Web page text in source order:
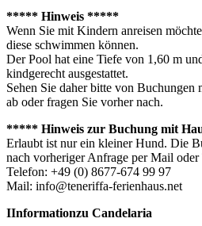
***** Hinweis *****
Wenn Sie mit Kindern anreisen
diese schwimmen können.
Der Pool hat eine Tiefe von 1,60 m
kindgerecht ausgestattet.
Sehen Sie daher bitte von Buchungen
ab oder fragen Sie vorher nach.
***** Hinweis zur Buchung mit
Erlaubt ist nur ein kleiner Hund. Die
nach vorheriger Anfrage per Mail
Telefon: +49 (0) 8677-674 99 97
Mail: info@teneriffa-ferienhaus.net
IInformationzu Candelaria